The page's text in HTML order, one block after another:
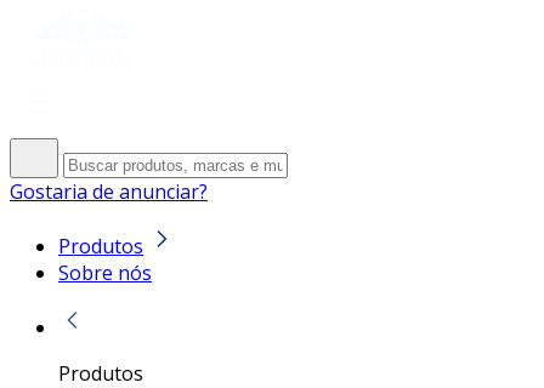
Gostaria de anunciar?
Produtos
Sobre nós
Produtos